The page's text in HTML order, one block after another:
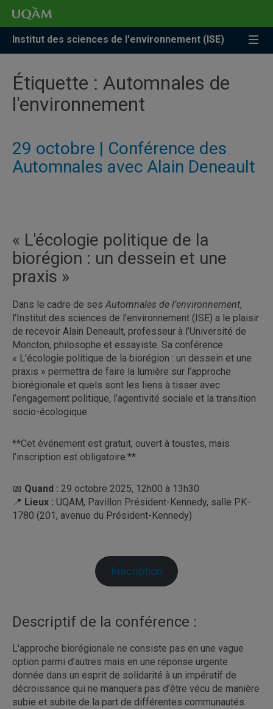
Accéder
recherche
Accéder
menu
pricipal
Accéder
zone
Institut des sciences de l'environnement (ISE)
Étiquette : Automnales de
l'environnement
29 octobre | Conférence des
Automnales avec Alain Deneault
« L'écologie politique de la
biorégion : un dessein et une
praxis »
Dans le cadre de sesAutomnales de l’environnement,
l’Institut des sciences de l’environnement (ISE) a le plaisir
de recevoir Alain Deneault, professeur à l’Université de
Moncton, philosophe et essayiste. Sa conférence
« L’écologie politique de la biorégion : un dessein et une
praxis » permettra de faire la lumière sur l’approche
biorégionale et quels sont les liens à tisser avec
l’engagement politique, l’agentivité sociale et la transition
socio-écologique.
**Cet événement est gratuit, ouvert à toustes, mais
l’inscription est obligatoire.**
📅 Quand : 29 octobre 2025, 12h00 à 13h30
📍 Lieux : UQAM, Pavillon Président-Kennedy, salle PK-
1780 (201, avenue du Président-Kennedy)
Inscription
Descriptif de la conférence :
L'approche biorégionale ne consiste pas en une vague
option parmi d’autres mais en une réponse urgente
donnée dans un esprit de solidarité à un impératif de
décroissance qui ne manquera pas d’être vécu de manière
subie et subite de la part de différentes communautés.